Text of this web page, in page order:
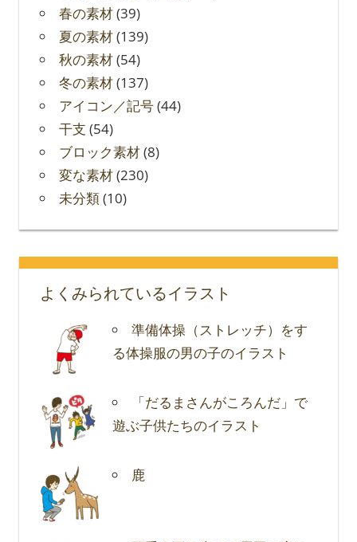
春の素材(39)
夏の素材(139)
秋の素材(54)
冬の素材(137)
アイコン／記号(44)
干支 (54)
ブロック素材(8)
変な素材(230)
未分類(10)
よくみられているイラスト
準備体操（ストレッチ）をす
る体操服の男の子のイラスト
「だるまさんがころんだ」で
遊ぶ子供たちのイラスト
鹿